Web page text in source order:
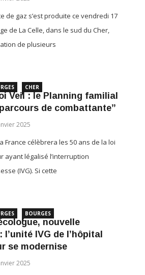
de gaz s’est produite ce vendredi 17
de La Celle, dans le sud du Cher,
de plusieurs
CHER
Veil : le Planning familial
de combattante”
2025
France célèbrera les 50 ans de la loi
ayant légalisé l’interruption
(IVG). Si cette
BOURGES
nouvelle
IVG de l’hôpital
se modernise
2025